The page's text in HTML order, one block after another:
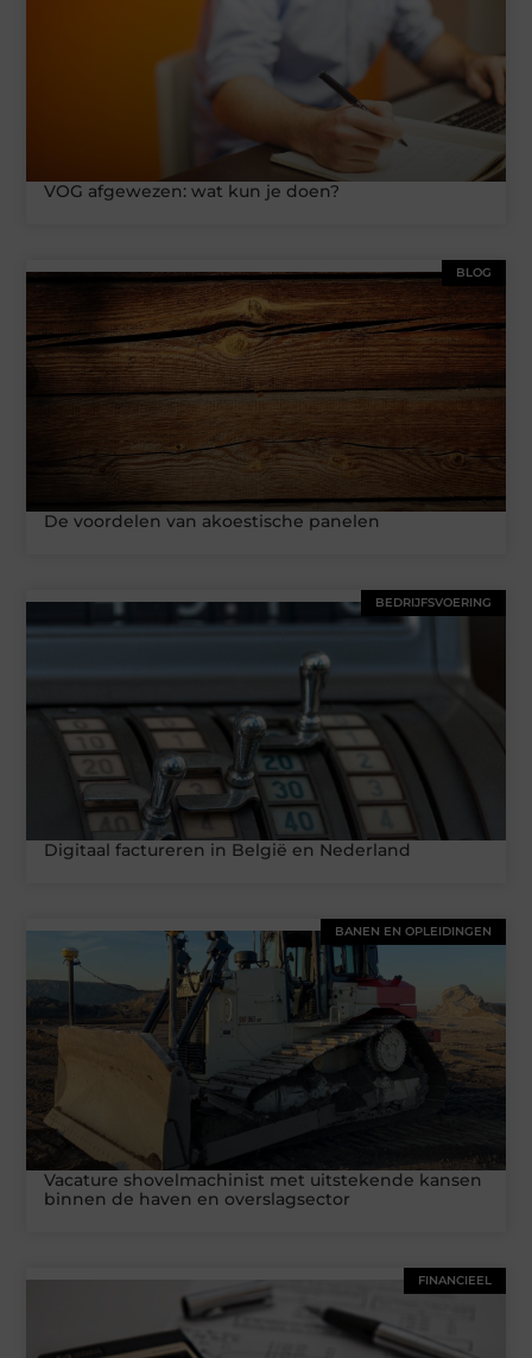
VOG afgewezen: wat kun je doen?
BLOG
De voordelen van akoestische panelen
BEDRIJFSVOERING
Digitaal factureren in België en Nederland
BANEN EN OPLEIDINGEN
Vacature shovelmachinist met uitstekende kansen
binnen de haven en overslagsector
FINANCIEEL